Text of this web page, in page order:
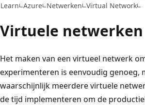
Learn Azure Netwerken Virtual Network
Virtuele
Het maken van een virtueel netwerk
experimenteren is eenvoudig genoeg,
waarschijnlijk meerdere virtuele
de tijd implementeren om de